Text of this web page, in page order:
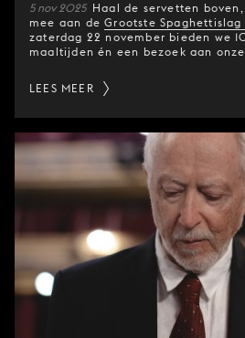
5 nov 2025 Haal de servetten
mee aan deGrootste Spaghettislag
zaterdag 22 november bieden we
maaltijden én een bezoek aan
LEES MEER